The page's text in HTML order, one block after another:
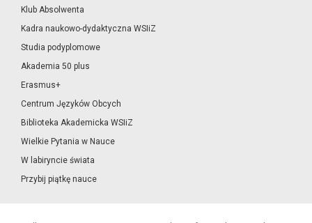
Klub Absolwenta
Kadra naukowo-dydaktyczna WSIiZ
Studia podyplomowe
Akademia 50 plus
Erasmus+
Centrum Języków Obcych
Biblioteka Akademicka WSIiZ
Wielkie Pytania w Nauce
W labiryncie świata
Przybij piątkę nauce